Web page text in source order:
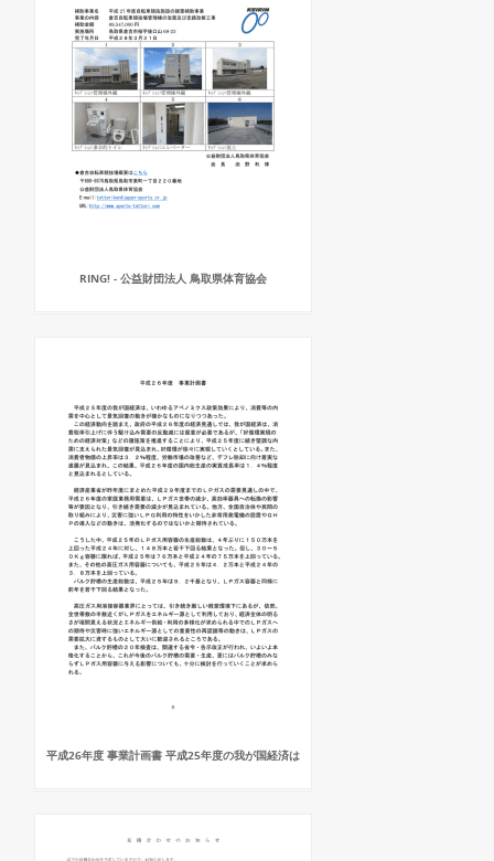
RING! - 公益財団法人 鳥取県体育協会
平成26年度 事業計画書 平成25年度の我が国経済は